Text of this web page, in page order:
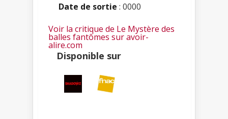
Date de sortie : 0000
Voir la critique de Le Mystère des
balles fantômes sur avoir-
alire.com
Disponible sur